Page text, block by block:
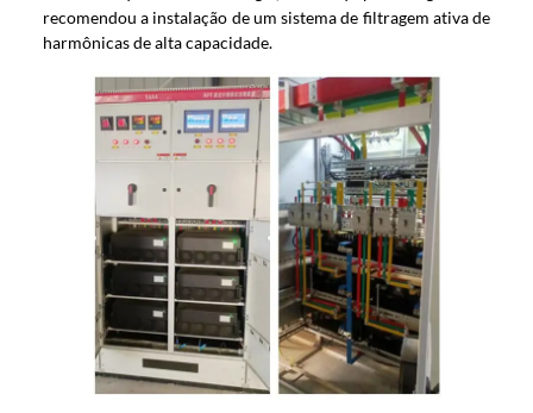
recomendou a instalação de um sistema de filtragem ativa de
harmônicas de alta capacidade.